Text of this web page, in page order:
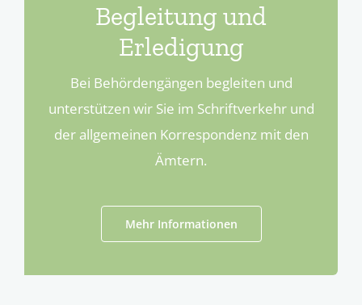
Begleitung und
Erledigung
Bei Behördengängen begleiten und
unterstützen wir Sie im Schriftverkehr und
der allgemeinen Korrespondenz mit den
Ämtern.
Mehr Informationen